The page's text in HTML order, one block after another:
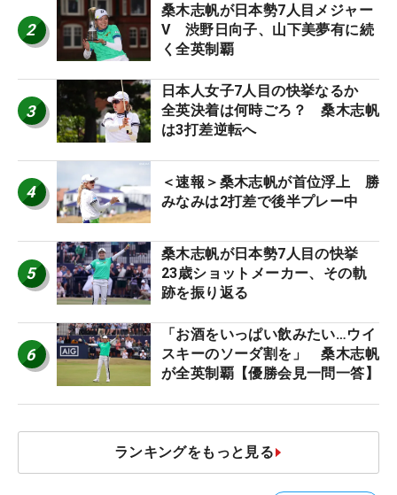
2
桑木志帆が日本勢7人目メジャー
V 渋野日向子、山下美夢有に続
く全英制覇
3
日本人女子7人目の快挙なるか
全英決着は何時ごろ？ 桑木志帆
は3打差逆転へ
4
＜速報＞桑木志帆が首位浮上 勝
みなみは2打差で後半プレー中
5
桑木志帆が日本勢7人目の快挙
23歳ショットメーカー、その軌
跡を振り返る
6
「お酒をいっぱい飲みたい…ウイ
スキーのソーダ割を」 桑木志帆
が全英制覇【優勝会見一問一答】
ランキングをもっと見る